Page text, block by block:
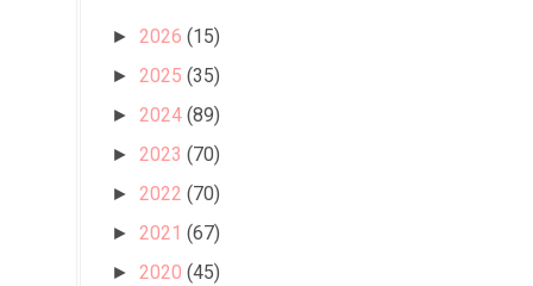
► 2026 (15)
► 2025 (35)
► 2024 (89)
► 2023 (70)
► 2022 (70)
► 2021 (67)
► 2020 (45)